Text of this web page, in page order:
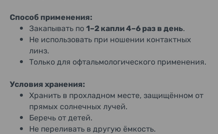
Способ применения:
Закапывать по 1–2 капли 4–6 раз в день.
Не использовать при ношении контактных
линз.
Только для офтальмологического применения.
Условия хранения:
Хранить в прохладном месте, защищённом от
прямых солнечных лучей.
Беречь от детей.
Не переливать в другую ёмкость.